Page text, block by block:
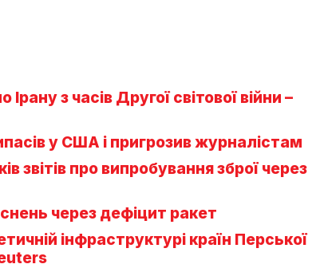
з часів Другої світової війни –
у США і пригрозив журналістам
звітів про випробування зброї через
через дефіцит ракет
інфраструктурі країн Перської